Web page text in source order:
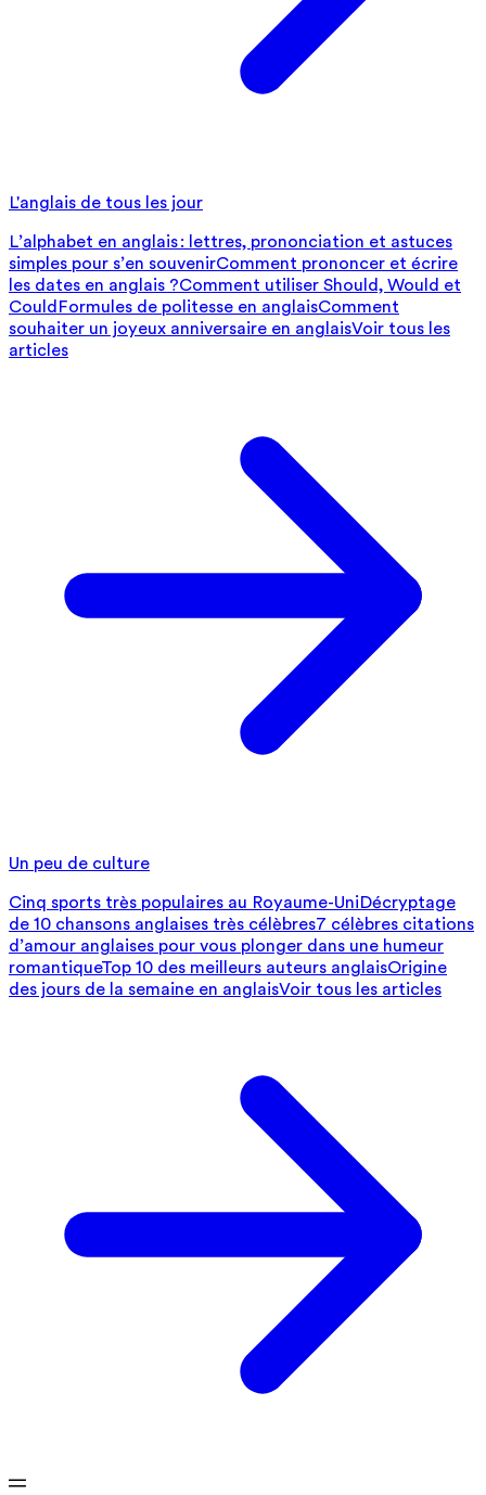
L'anglais de tous les jour
L’alphabet en anglais : lettres, prononciation et astuces
simples pour s’en souvenirComment prononcer et écrire
les dates en anglais ?Comment utiliser Should, Would et
Could Formules de politesse en anglaisComment
souhaiter un joyeux anniversaire en anglaisVoir tous les
articles
Un peu de culture
Cinq sports très populaires au Royaume-UniDécryptage
de 10 chansons anglaises très célèbres7 célèbres citations
d’amour anglaises pour vous plonger dans une humeur
romantiqueTop 10 des meilleurs auteurs anglaisOrigine
des jours de la semaine en anglaisVoir tous les articles